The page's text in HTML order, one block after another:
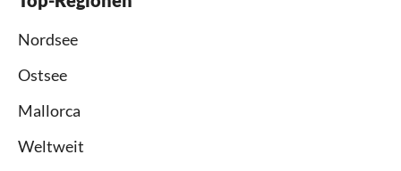
Nordsee
Ostsee
Mallorca
Weltweit